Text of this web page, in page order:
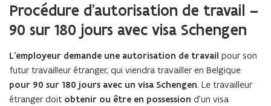
Procédure d’autorisation de travail –
90 sur 180 jours avec visa Schengen
L’employeur demande une autorisation de travail pour son
futur travailleur étranger, qui viendra travailler en Belgique
pour 90 sur 180 jours avec un visa Schengen. Le travailleur
étranger doit obtenir ou être en possession d’un visa